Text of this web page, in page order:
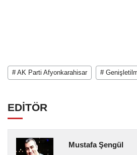
# AK Parti Afyonkarahisar #
EDİTÖR
Mustafa Şengül